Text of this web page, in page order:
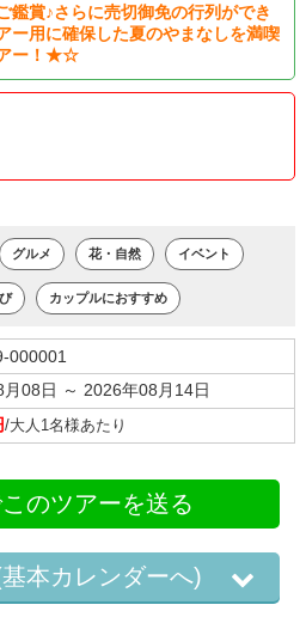
賞♪さらに売切御免の行列ができ
ー用に確保した夏のやまなしを満喫
アー！★☆
グルメ 花・自然 イベント
カップルにおすすめ
000001
月08日 ～ 2026年08月14日
/大人1名様あたり
のツアーを送る
本カレンダーへ)